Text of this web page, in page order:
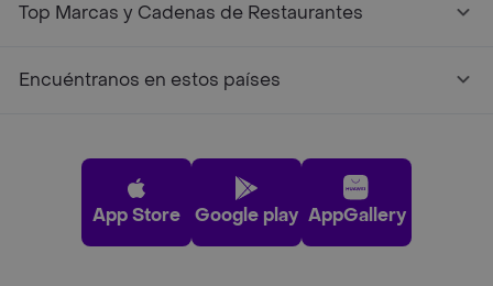
Top Marcas y Cadenas de Restaurantes
Encuéntranos en estos países
App Store Google play AppGallery